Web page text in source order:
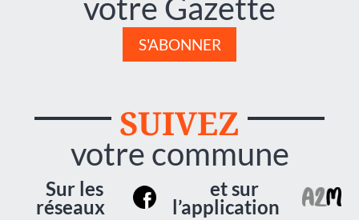
S'ABONNER
SUIVEZ
votre commune
Sur les
réseaux
et sur
l’application